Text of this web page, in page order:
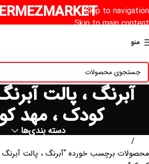
Skip to navigation
Skip to main content
منو
آبرنگ ، پالت
کودک ، مهد
دسته بندی‌ها
محصولات برچسب خورده “آبرنگ ، پالت